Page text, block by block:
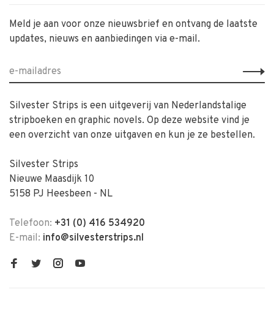
Meld je aan voor onze nieuwsbrief en ontvang de laatste
updates, nieuws en aanbiedingen via e-mail.
Silvester Strips is een uitgeverij van Nederlandstalige
stripboeken en graphic novels. Op deze website vind je
een overzicht van onze uitgaven en kun je ze bestellen.
Silvester Strips
Nieuwe Maasdijk 10
5158 PJ Heesbeen - NL
Telefoon: +31 (0) 416 534920
E-mail: info@silvesterstrips.nl